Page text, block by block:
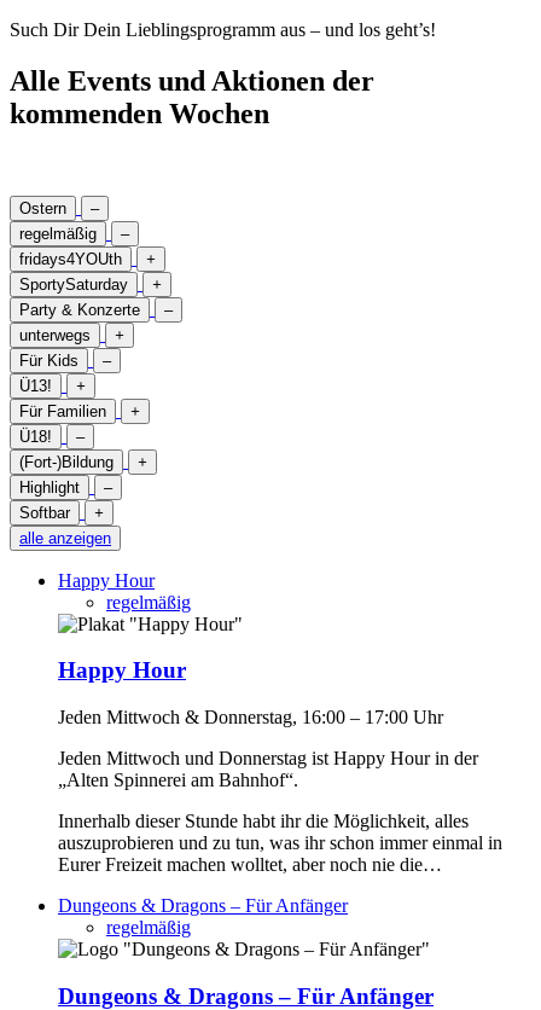
Such Dir Dein Lieblingsprogramm aus – und los geht’s!
Alle Events und Aktionen der
kommenden Wochen
Ostern
–
regelmäßig
–
fridays4YOUth
+
SportySaturday
+
Party & Konzerte
–
unterwegs
+
Für Kids
–
Ü13!
+
Für Familien
+
Ü18!
–
(Fort-)Bildung
+
Highlight
–
Softbar
+
alle anzeigen
Happy Hour
regelmäßig
Happy Hour
Jeden Mittwoch & Donnerstag, 16:00 – 17:00 Uhr
Jeden Mittwoch und Donnerstag ist Happy Hour in der
„Alten Spinnerei am Bahnhof“.
Innerhalb dieser Stunde habt ihr die Möglichkeit, alles
auszuprobieren und zu tun, was ihr schon immer einmal in
Eurer Freizeit machen wolltet, aber noch nie die…
Dungeons & Dragons – Für Anfänger
regelmäßig
Dungeons & Dragons – Für Anfänger